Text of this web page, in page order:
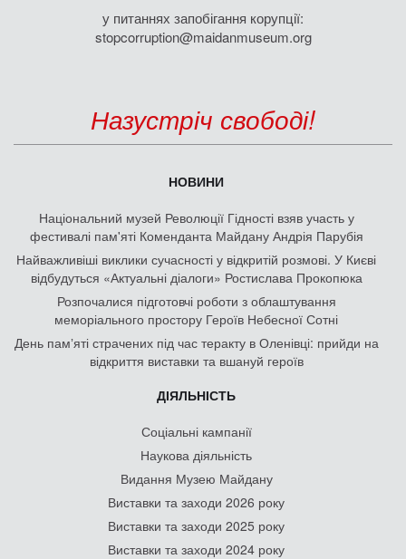
у питаннях запобігання корупції:
stopcorruption@maidanmuseum.org
Назустріч свободі!
НОВИНИ
Національний музей Революції Гідності взяв участь у
фестивалі пам'яті Коменданта Майдану Андрія Парубія
Найважливіші виклики сучасності у відкритій розмові. У Києві
відбудуться «Актуальні діалоги» Ростислава Прокопюка
Розпочалися підготовчі роботи з облаштування
меморіального простору Героїв Небесної Сотні
День памʼяті страчених під час теракту в Оленівці: прийди на
відкриття виставки та вшануй героїв
ДІЯЛЬНІСТЬ
Соціальні кампанії
Наукова діяльність
Видання Музею Майдану
Виставки та заходи 2026 року
Виставки та заходи 2025 року
Виставки та заходи 2024 року